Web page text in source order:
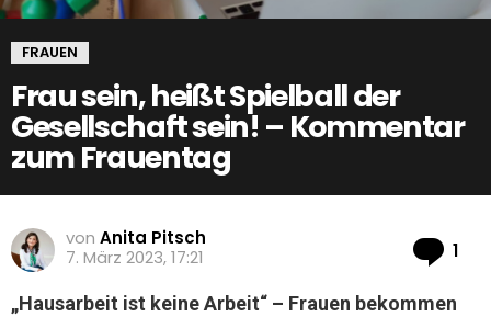
FRAUEN
Frau sein, heißt Spielball der
Gesellschaft sein! – Kommentar
zum Frauentag
von Anita Pitsch
7. März 2023, 17:21
1
„Hausarbeit ist keine Arbeit“ – Frauen bekommen